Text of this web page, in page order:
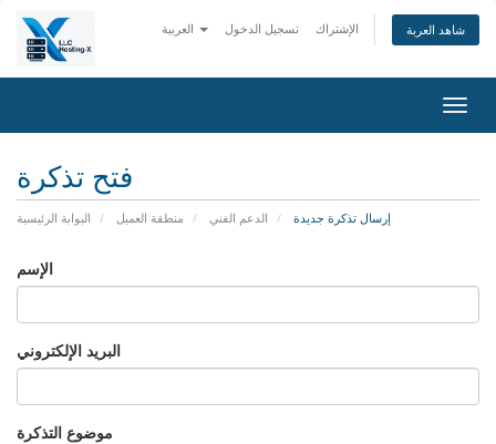
تسجيل الدخول الإشتراك شاهد العربة
فتح تذكرة
البوابة الرئيسية منطقة العميل الدعم الفني إرسال تذكرة جديدة
الإسم
البريد الإلكتروني
موضوع التذكرة